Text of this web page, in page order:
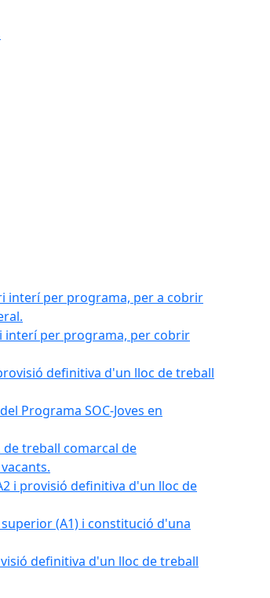
interí per programa, per a cobrir
interí per programa, per cobrir
definitiva d'un lloc de treball
Programa SOC-Joves en
treball comarcal de
i provisió definitiva d'un lloc de
(A1) i constitució d'una
definitiva d'un lloc de treball